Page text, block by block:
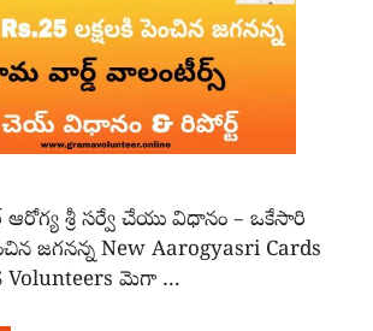
ఆరోగ్య శ్రీ సర్వే చేయు విధానం – ఒకేసారి
జగనన్న New Aarogyasri Cards
Volunteers మెగా …